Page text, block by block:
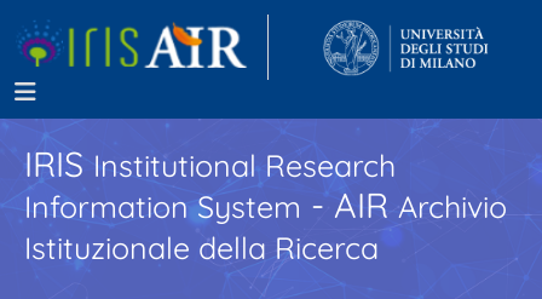
IRISInstitutional Research
Information System - AIR Archivio
Istituzionale della Ricerca